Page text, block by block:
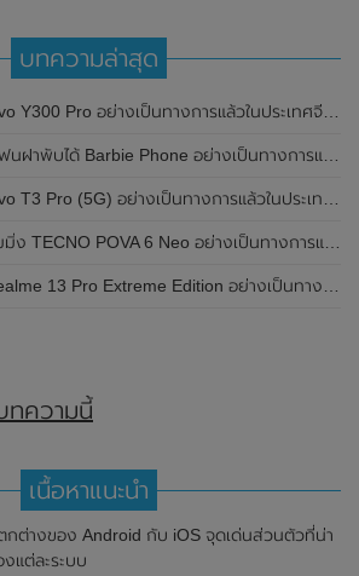
บทความล่าสุด
ในประเทศจีน มาพร้อมดีไซน์พรีเมี่ยม ทนทาน และแบตเตอรี่สุดอึดขนาดใหญ่ 6,500mAh พร้อมรองรับการชาร์จไว 80W
ด้ Barbie Phone อย่างเป็นทางการแล้ว มาพร้อมธีมสีชมพูสดใส
Pro (5G) อย่างเป็นทางการแล้วในประเทศอินเดีย
POVA 6 Neo อย่างเป็นทางการแล้วในประเทศไทย ในราคา 8,499 บาท
Pro Extreme Edition อย่างเป็นทางการแล้วในประเทศจีน
ทความนี้
เนื้อหาแนะนำ
กต่างของ Android กับ iOS จุดเด่นส่วนตัวที่น่า
งแต่ละระบบ